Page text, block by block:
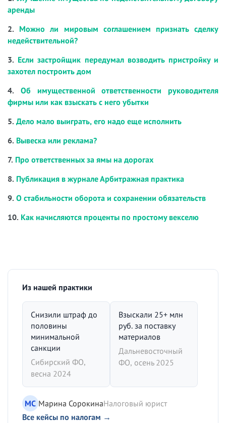
аренды
2. Можно ли мировым соглашением признать сделку
недействительной?
3. Если застройщик передумал возводить пристройку и
захотел построить дом
4. Об имущественной ответственности руководителя
фирмы или как взыскать с него убытки
5. Дело мало выиграть, его надо еще исполнить
6. Вывеска или реклама?
7. Про ответственных за ямы на дорогах
8. Публикация в журнале Арбитражная практика
9. О стабильности оборота и сохранении обязательств
10. Как начисляются проценты по простому векселю
Из нашей практики
Снизили штраф до
половины
минимальной
санкции
Сибирский ФО,
весна 2024
Взыскали 25+ млн
руб. за поставку
материалов
Дальневосточный
ФО, осень 2025
МС Марина СорокинаНалоговый юрист
Все кейсы по налогам →